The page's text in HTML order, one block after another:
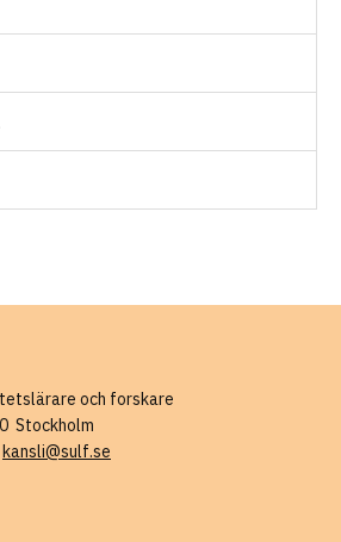
och forskare
Stockholm
kansli@sulf.se